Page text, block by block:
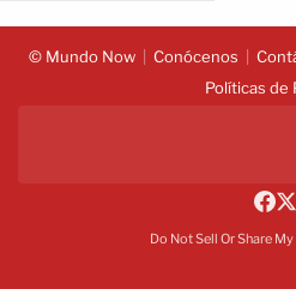
© Mundo Now Conócenos
Políticas de
Do Not Sell Or Share